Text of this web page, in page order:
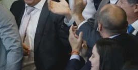
acuerdan reforzar fronteras, retornos y
Ceuta
INTERNACIONAL
nuevo máximo histórico
NACIONAL
46 funcionarios de